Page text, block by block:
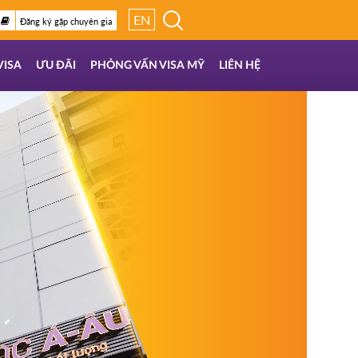
Đăng ký gặp chuyên gia EN
ƯU ĐÃI PHỎNG VẤN VISA MỸ LIÊN HỆ